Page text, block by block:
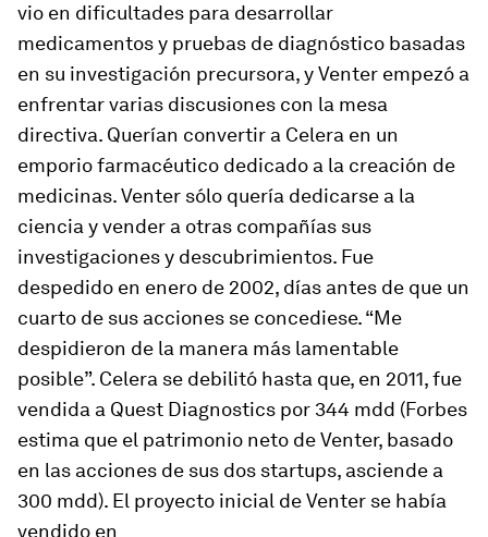
vio en dificultades para desarrollar
medicamentos y pruebas de diagnóstico basadas
en su investigación precursora, y Venter empezó a
enfrentar varias discusiones con la mesa
directiva. Querían convertir a Celera en un
emporio farmacéutico dedicado a la creación de
medicinas. Venter sólo quería dedicarse a la
ciencia y vender a otras compañías sus
investigaciones y descubrimientos. Fue
despedido en enero de 2002, días antes de que un
cuarto de sus acciones se concediese. “Me
despidieron de la manera más lamentable
posible”. Celera se debilitó hasta que, en 2011, fue
vendida a Quest Diagnostics por 344 mdd (Forbes
estima que el patrimonio neto de Venter, basado
en las acciones de sus dos startups, asciende a
300 mdd). El proyecto inicial de Venter se había
vendido en